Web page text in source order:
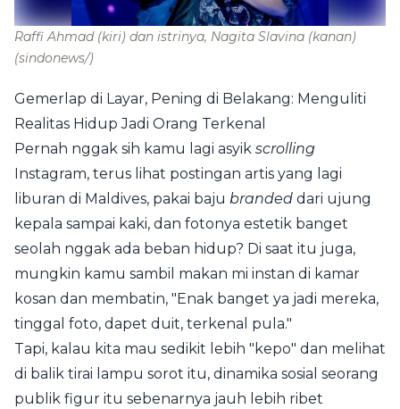
Raffi Ahmad (kiri) dan istrinya, Nagita Slavina (kanan)
(sindonews/)
Gemerlap di Layar, Pening di Belakang: Menguliti
Realitas Hidup Jadi Orang Terkenal
Pernah nggak sih kamu lagi asyik scrolling
Instagram, terus lihat postingan artis yang lagi
liburan di Maldives, pakai baju branded dari ujung
kepala sampai kaki, dan fotonya estetik banget
seolah nggak ada beban hidup? Di saat itu juga,
mungkin kamu sambil makan mi instan di kamar
kosan dan membatin, "Enak banget ya jadi mereka,
tinggal foto, dapet duit, terkenal pula."
Tapi, kalau kita mau sedikit lebih "kepo" dan melihat
di balik tirai lampu sorot itu, dinamika sosial seorang
publik figur itu sebenarnya jauh lebih ribet